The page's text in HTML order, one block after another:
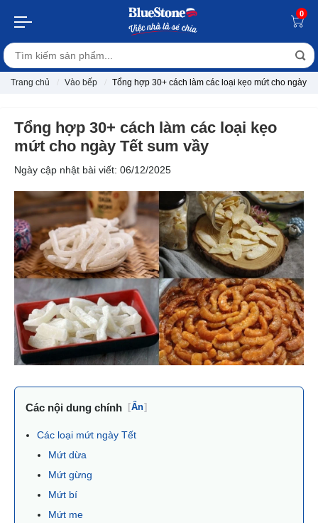
0
Trang chủ Vào bếp Tổng hợp 30+ cách làm các loại kẹo mứt cho ngày
Tổng hợp 30+ cách làm các loại kẹo
mứt cho ngày Tết sum vầy
Ngày cập nhật bài viết: 06/12/2025
Các nội dung chính [Ẩn]
Các loại mứt ngày Tết
Mứt dừa
Mứt gừng
Mứt bí
Mứt me